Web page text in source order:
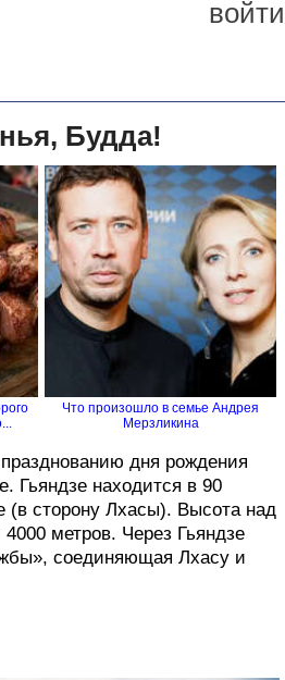
войти
Будда!
Что произошло в семье Андрея
Мерзликина
дня рождения
Гьяндзе находится в 90
(в сторону Лхасы). Высота над
метров. Через Гьяндзе
соединяющая Лхасу и